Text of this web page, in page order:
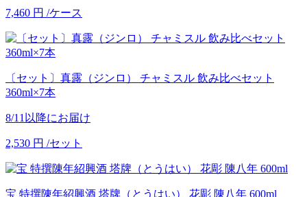
7,460 円 /ケース
〔セット〕真露（ジンロ） チャミスル 飲み比べセット
360ml×7本
8/11以降にお届け
2,530 円 /セット
宝 特撰陳年紹興酒 塔牌（とうはい） 花彫 陳八年 600ml